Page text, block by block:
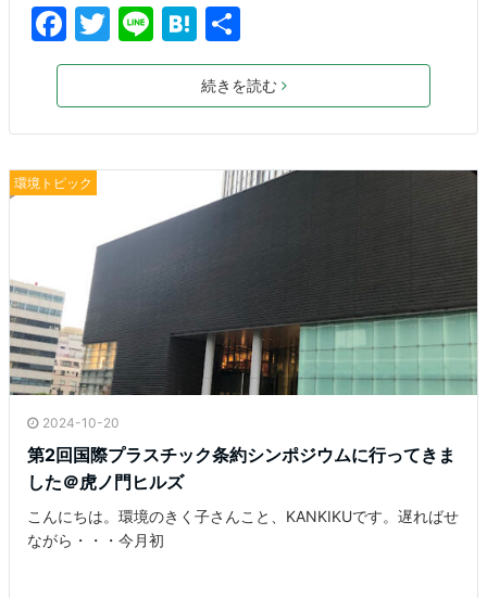
F
a
e
b
o
T
w
er
Li
n
H
at
e
n
a
有
続きを読む
環境トピック
2024-10-20
第2回国際プラスチック条約シンポジウムに行ってきま
した＠虎ノ門ヒルズ
こんにちは。環境のきく子さんこと、KANKIKUです。遅ればせ
ながら・・・今月初